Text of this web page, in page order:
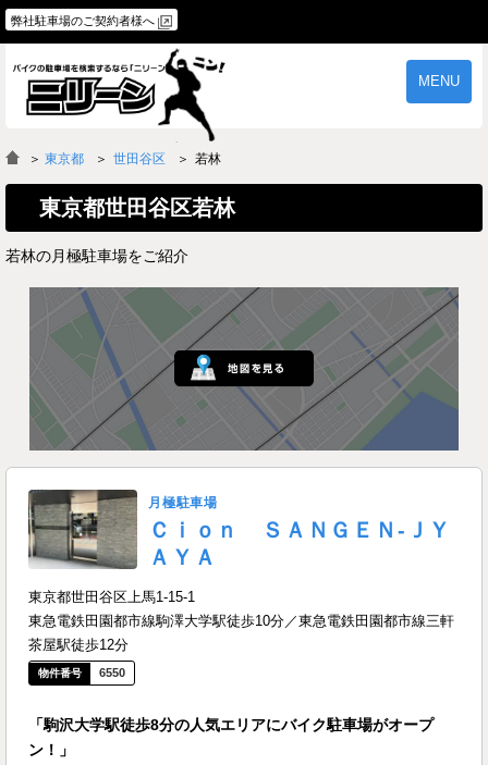
弊社駐車場のご契約者様へ
MENU
物件一覧
よくあるご質問
＞ 東京都 世田谷区 若林
東京都世田谷区若林
若林の月極駐車場をご紹介
月極駐車場
Ｃｉｏｎ ＳＡＮＧＥＮ‐ＪＹ
ＡＹＡ
東京都世田谷区上馬1-15-1
東急電鉄田園都市線駒澤大学駅徒歩10分／東急電鉄田園都市線三軒
茶屋駅徒歩12分
6550
「駒沢大学駅徒歩8分の人気エリアにバイク駐車場がオープ
ン！」